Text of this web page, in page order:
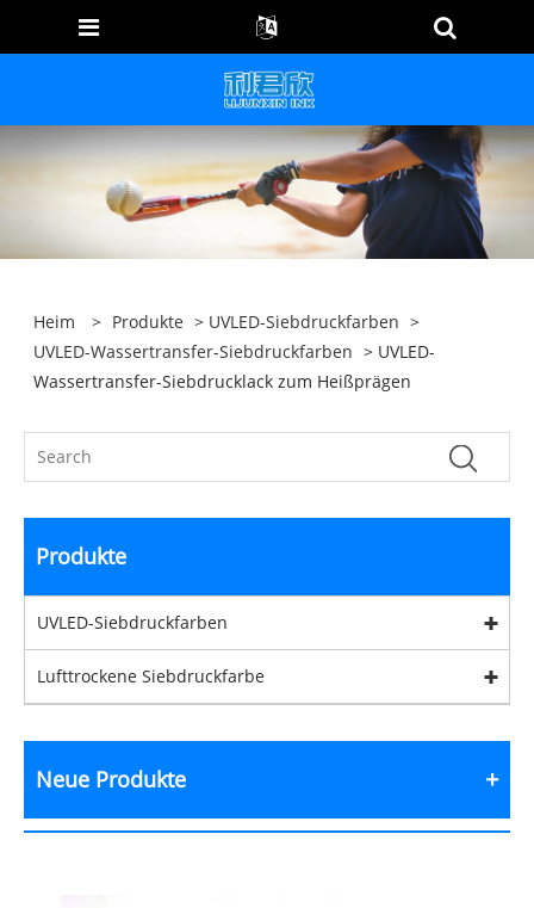
Heim > Produkte > UVLED-Siebdruckfarben >
UVLED-Wassertransfer-Siebdruckfarben > UVLED-
Wassertransfer-Siebdrucklack zum Heißprägen
Produkte
UVLED-Siebdruckfarben
Lufttrockene Siebdruckfarbe
Neue Produkte